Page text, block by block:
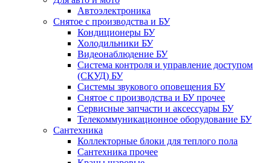
Автоэлектроника
Снятое с производства и БУ
Кондиционеры БУ
Холодильники БУ
Видеонаблюдение БУ
Система контроля и управление доступом
(СКУД) БУ
Системы звукового оповещения БУ
Снятое с производства и БУ прочее
Сервисные запчасти и аксессуары БУ
Телекоммуникационное оборудование БУ
Сантехника
Коллекторные блоки для теплого пола
Сантехника прочее